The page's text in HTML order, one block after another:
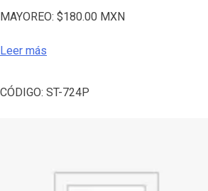
MAYOREO: $180.00 MXN
Leer más
CÓDIGO: ST-724P